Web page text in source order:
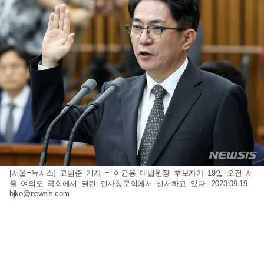
[서울=뉴시스] 고범준 기자 = 이균용 대법원장 후보자가 19일 오전 서
울 여의도 국회에서 열린 인사청문회에서 선서하고 있다. 2023.09.19.
bjko@newsis.com